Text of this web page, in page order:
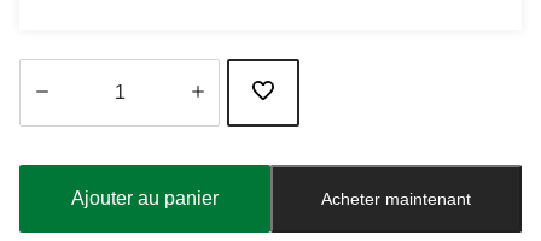
à
Ajouter au panier Acheter maintenant